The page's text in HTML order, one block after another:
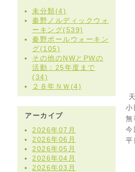
未分類(4)
秦野ノルディックウォ
ーキング(539)
秦野ポールウォーキン
グ(105)
その他のNWとPWの
活動：25年度まで
(34)
２８年ＮＷ(4)
アーカイブ
2026年07月
2026年06月
2026年05月
2026年04月
2026年03月
小
無
今
平